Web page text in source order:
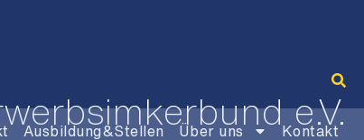
e.V.
Ausbildung&Stellen Über uns Kontakt